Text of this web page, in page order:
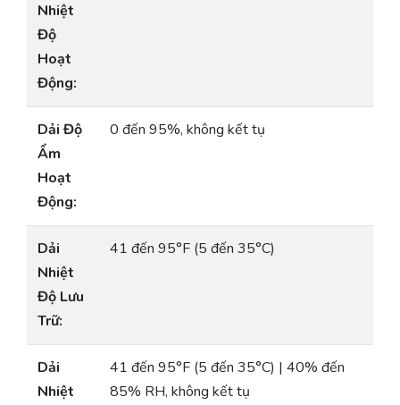
Nhiệt
Độ
Hoạt
Động:
Dải Độ
Ẩm
Hoạt
Động:
0 đến 95%, không kết tụ
Dải
Nhiệt
Độ Lưu
Trữ:
41 đến 95°F (5 đến 35°C)
Dải
Nhiệt
41 đến 95°F (5 đến 35°C) | 40% đến
85% RH, không kết tụ